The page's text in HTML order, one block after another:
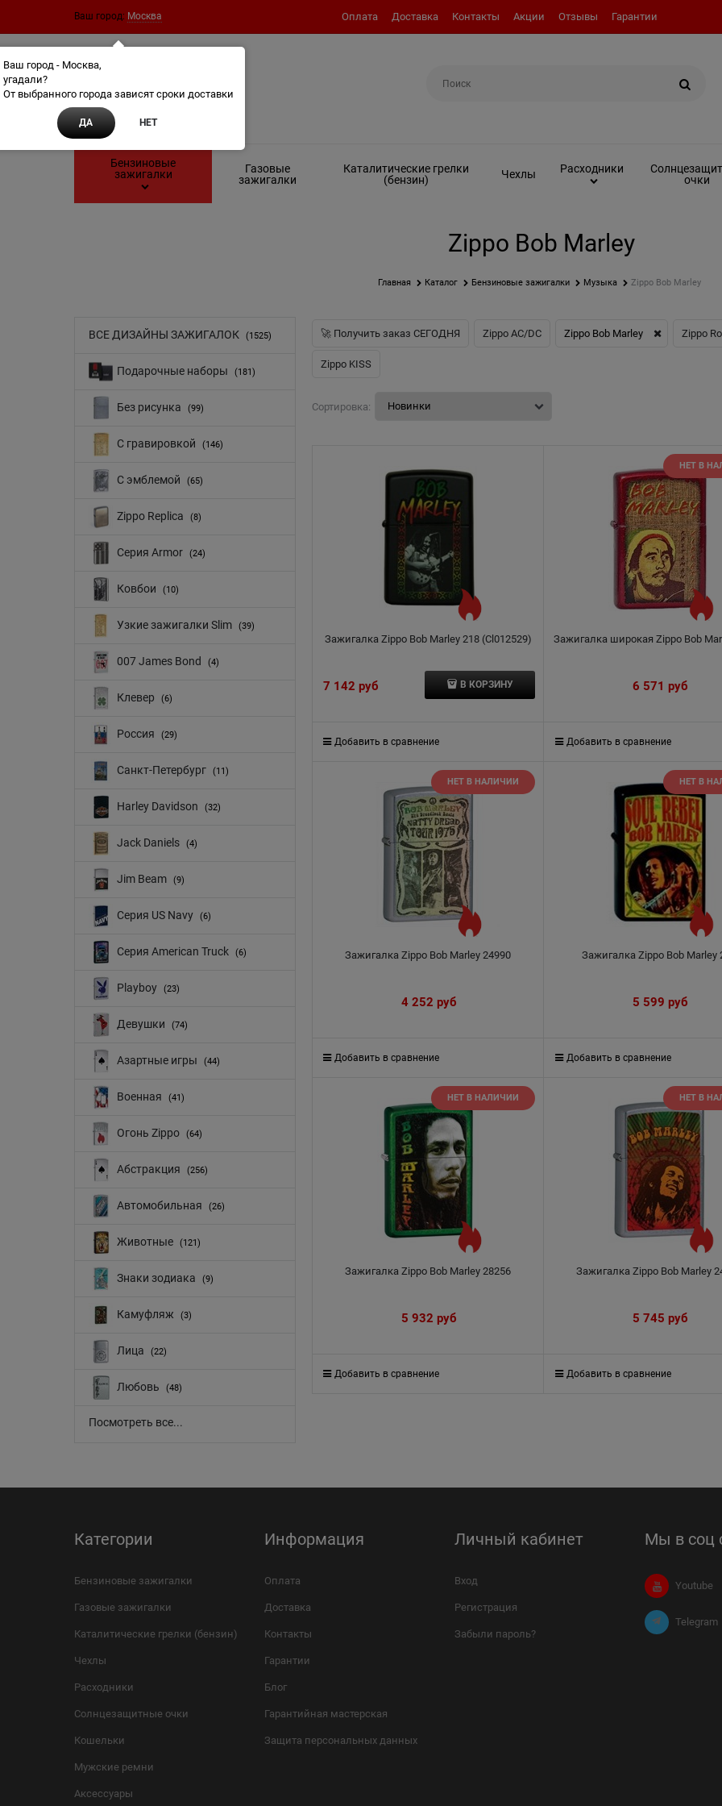
Ваш город: Москва Оплата Доставка Контакты Акции Отзывы Гарантии
Бензиновые
зажигалки
Газовые
зажигалки
Каталитические грелки
(бензин)
Чехлы Расходники
очки
Zippo Bob Marley
Главная Каталог Бензиновые зажигалки Музыка Zippo Bob Marley
ВСЕ ДИЗАЙНЫ ЗАЖИГАЛОК (1525)
Подарочные наборы (181)
Без рисунка (99)
С гравировкой (146)
С эмблемой (65)
Zippo Replica (8)
Серия Armor (24)
Ковбои (10)
Узкие зажигалки Slim (39)
007 James Bond (4)
Клевер (6)
Россия (29)
Санкт-Петербург (11)
Harley Davidson (32)
Jack Daniels (4)
Jim Beam (9)
Серия US Navy (6)
Серия American Truck (6)
Playboy (23)
Девушки (74)
Азартные игры (44)
Военная (41)
Огонь Zippo (64)
Абстракция (256)
Автомобильная (26)
Животные (121)
Знаки зодиака (9)
Камуфляж (3)
Лица (22)
Любовь (48)
Посмотреть все...
🚀 Получить заказ СЕГОДНЯ Zippo AC/DC Zippo Bob Marley Zippo
Zippo KISS
Сортировка:
Зажигалка Zippo Bob Marley 218 (Cl012529)
7 142 руб В КОРЗИНУ
Добавить в сравнение
Зажигалка широкая Zippo Bob
НЕТ В
6 571 руб
Добавить в сравнение
Зажигалка Zippo Bob Marley 24990
НЕТ В НАЛИЧИИ
4 252 руб
Добавить в сравнение
Зажигалка Zippo Bob Marley
НЕТ В
5 599 руб
Добавить в сравнение
Зажигалка Zippo Bob Marley 28256
НЕТ В НАЛИЧИИ
5 932 руб
Добавить в сравнение
Зажигалка Zippo Bob Marley
НЕТ В
5 745 руб
Добавить в сравнение
Категории
Бензиновые зажигалки
Газовые зажигалки
Каталитические грелки (бензин)
Чехлы
Расходники
Солнцезащитные очки
Кошельки
Мужские ремни
Аксессуары
Информация
Оплата
Доставка
Контакты
Гарантии
Блог
Гарантийная мастерская
Защита персональных данных
Личный кабинет
Вход
Регистрация
Забыли пароль?
Мы в соц
Youtube
Telegram
Ваш город - Москва,
угадали?
От выбранного города зависят сроки доставки
ДА НЕТ